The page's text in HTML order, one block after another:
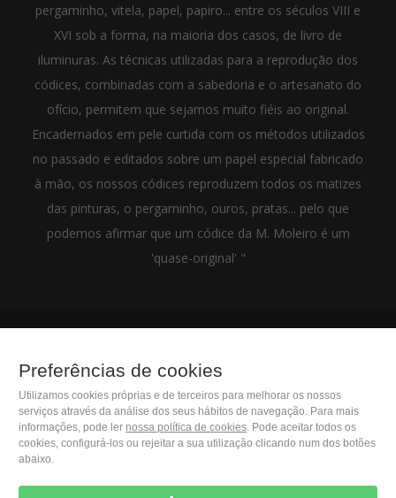
pergaminho, vitela, papel, papiro... entre os séculos VIII e
XVI sob a forma, na maioria dos casos, de livro de
iluminuras. As técnicas utilizadas para a reprodução dos
códices, combinadas com a sabedoria e o artesanato do
ofício, permitem que sejamos muito fiéis ao original.
Encadernados em pele curtida com os métodos utilizados
no passado e editados sobre um papel especial fabricado
à mão, os nossos códices reproduzem todos os matizes
das pinturas, o pergaminho, ouros, pratas... pelo que
podemos afirmar que um códice da M. Moleiro é um
'quase-original' "
(+34) 932 402 091
M. Moleiro Editor, S.A.
Travesera de Gracia, 17
E08021 Barcelona (Spain)
Preferências de cookies
Utilizamos cookies próprias e de terceiros para melhorar os nossos
serviços através da análise dos seus hábitos de navegação. Para mais
informações, pode ler nossa política de cookies. Pode aceitar todos os
cookies, configurá-los ou rejeitar a sua utilização clicando num dos botões
abaixo.